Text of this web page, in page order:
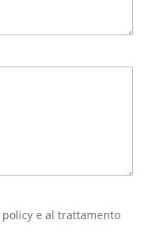
e al trattamento